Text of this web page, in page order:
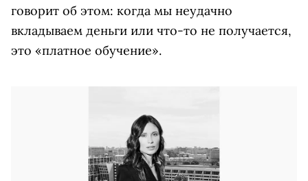
говорит об этом: когда мы неудачно
вкладываем деньги или что-то не получается,
это «платное обучение».